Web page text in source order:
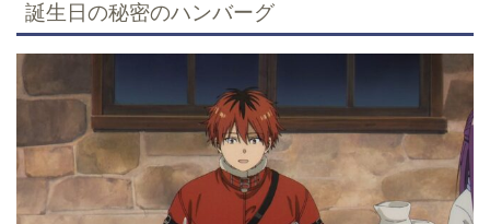
誕生日の秘密のハンバーグ